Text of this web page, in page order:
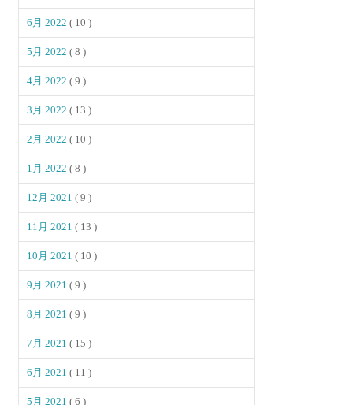
6月 2022( 10 )
5月 2022( 8 )
4月 2022( 9 )
3月 2022( 13 )
2月 2022( 10 )
1月 2022( 8 )
12月 2021( 9 )
11月 2021( 13 )
10月 2021( 10 )
9月 2021( 9 )
8月 2021( 9 )
7月 2021( 15 )
6月 2021( 11 )
5月 2021( 6 )